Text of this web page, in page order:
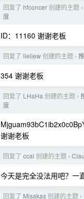
回复了 hfconcer创建的主题 ›
度
ID：11160 谢谢老板
回复了 lieliew创建的主题 ›
354 谢谢老板
回复了 LHaHa 创建的主题 ›
度
谢谢老板
回复了 ccai 创建的主题 ›
今天是完全没法用吧？一
回复了 Misakas创建的主题 ›